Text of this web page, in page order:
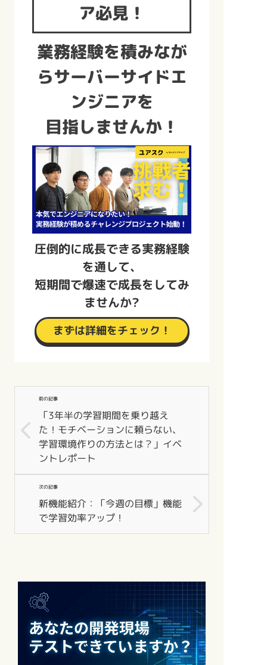
ア必見！
業務経験を積みなが
らサーバーサイドエ
ンジニアを
目指しませんか！
圧倒的に成長できる実務経験
を通して、
短期間で爆速で成長をしてみ
ませんか?
まずは詳細をチェック！
前の記事
「3年半の学習期間を乗り越え
た！モチベーションに頼らない、
学習環境作りの方法とは？」イベ
ントレポート
次の記事
新機能紹介：「今週の目標」機能
で学習効率アップ！